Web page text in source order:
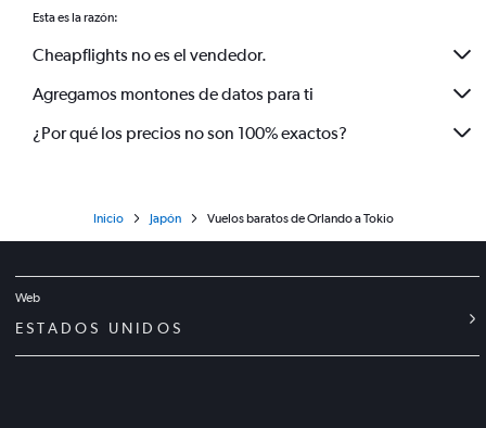
Esta es la razón:
Cheapflights no es el vendedor.
Agregamos montones de datos para ti
¿Por qué los precios no son 100% exactos?
Inicio Japón Vuelos baratos de Orlando a Tokio
Web
ESTADOS UNIDOS